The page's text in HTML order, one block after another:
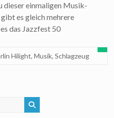
dieser einmaligen Musik-
es gleich mehrere
das Jazzfest 50
Hilight,Musik,Schlagzeug